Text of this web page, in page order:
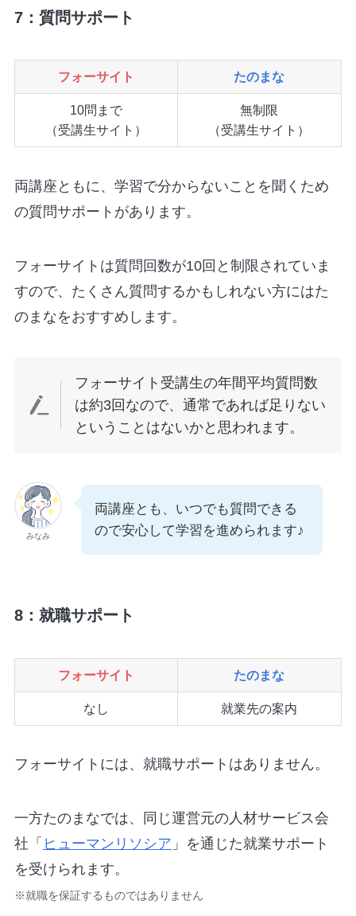
7： 質問サポート
フォーサイト たのまな
10問まで
（受講生サイト）
無制限
（受講生サイト）
両講座ともに、学習で分からないことを聞くため
の質問サポートがあります。
フォーサイトは質問回数が10回と制限されていま
すので、たくさん質問するかもしれない方にはた
のまなをおすすめします。
フォーサイト受講生の年間平均質問数
は約3回なので、通常であれば足りない
ということはないかと思われます。
みなみ
両講座とも、いつでも質問できる
ので安心して学習を進められます♪
8：就職サポート
フォーサイト たのまな
なし 就業先の案内
フォーサイトには、就職サポートはありません。
一方たのまなでは、同じ運営元の人材サービス会
社「 ヒューマンリソシア 」を通じた就業サポート
を受けられます。
※就職を保証するものではありません